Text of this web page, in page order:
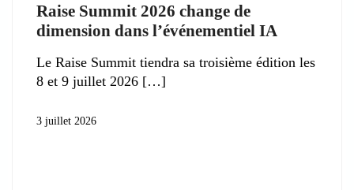
Raise Summit 2026 change de
dimension dans l’événementiel IA
Le Raise Summit tiendra sa troisième édition les
8 et 9 juillet 2026
3 juillet 2026